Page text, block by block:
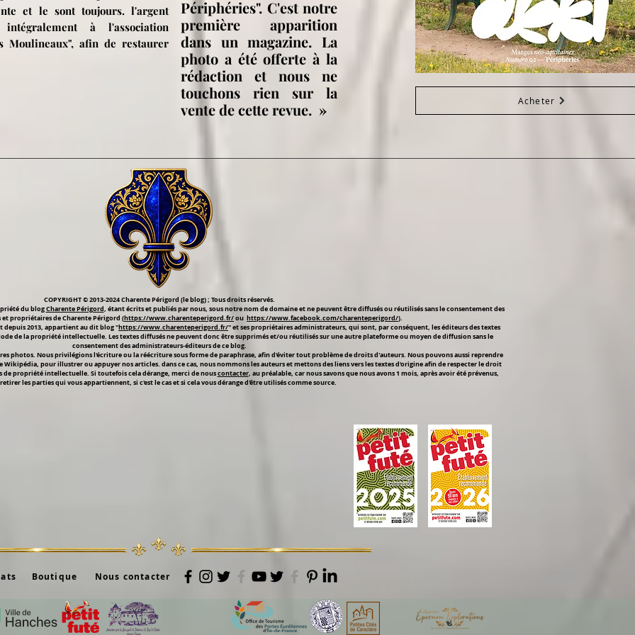
et le sont toujours. l'argent
à l'association
Moulineaux", afin de restaurer
Périphéries". C'est notre
première apparition
dans un magazine. La
photo a été offerte à la
rédaction et nous ne
touchons rien sur la
vente de cette revue. »
Acheter
COPYRIGHT © 2013-2024 Charente Périgord (le blog) ; Tous droits réservés.
du blogCharente Périgord, étant écrits et publiés par nous, sous notre nom de domaine et ne peuvent être diffusés ou réutilisés sans le consentement des
propriétaires de Charente Périgord (https://www.charenteperigord.fr/ou https://www.facebook.com/charenteperigord/).
depuis 2013, appartient au dit blog "https://www.charenteperigord.fr/" et ses propriétaires administrateurs, qui sont, par conséquent, les éditeurs des textes
de la propriété intellectuelle. Les textes diffusés ne peuvent donc être supprimés et/ou réutilisés sur une autre plateforme ou moyen de diffusion sans le
consentement des administrateurs-éditeurs de ce blog.
photos. Nous privilégions l'écriture ou la réécriture sous forme de paraphrase, afin d'éviter tout problème de droits d'auteurs. Nous pouvons aussi reprendre
Wikipédia, pour illustrer ou appuyer nos articles. dans ce cas, nous nommons les auteurs et mettons des liens vers les textes d'origine afin de respecter le droit
propriété intellectuelle. Si toutefois cela dérange, merci de nouscontacter, au préalable, car nous savons que nous avons 1 mois, après avoir été prévenus,
les parties qui vous appartiennent, si c'est le cas et si cela vous dérange d'être utilisés comme source.
Boutique Nous contacter